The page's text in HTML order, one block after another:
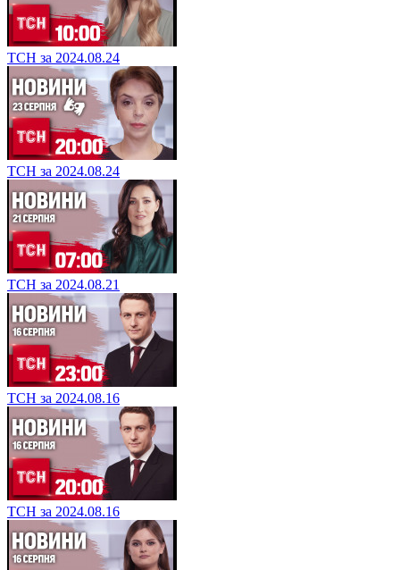
ТСН за 2024.08.24
ТСН за 2024.08.24
ТСН за 2024.08.21
ТСН за 2024.08.16
ТСН за 2024.08.16